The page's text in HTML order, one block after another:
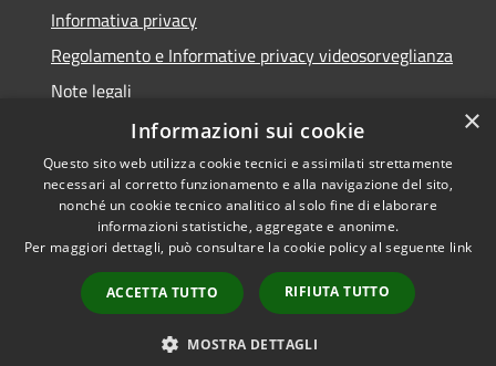
Informativa privacy
Regolamento e Informative privacy videosorveglianza
Note legali
Dichiarazione di accessibilità
RSS
Accessibilità
Copyright © 2026 • Comune di
Municipium•
Accesso
redazione
×
Informazioni sui cookie
Questo sito web utilizza cookie tecnici e assimilati strettamente
necessari al corretto funzionamento e alla navigazione del sito,
nonché un cookie tecnico analitico al solo fine di elaborare
informazioni statistiche, aggregate e anonime.
Per maggiori dettagli, può consultare la cookie policy al seguente link
ACCETTA TUTTO RIFIUTA TUTTO
MOSTRA DETTAGLI